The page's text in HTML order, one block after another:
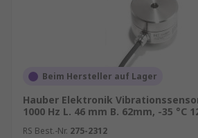
Beim Hersteller auf Lager
Hauber Elektronik
1000 Hz L. 46 mm B. 62mm, -35 °C
RS Best.-Nr. 275-2312